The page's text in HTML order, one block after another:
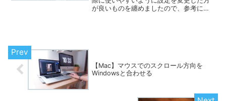
が良いものを纏めましたので、参考にし
【Mac】マウスでのスクロール方向を
Windowsと合わせる